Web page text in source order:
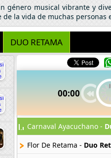
género musical vibrante y
la vida de muchas
DUO RETAMA
00:00
Carnaval Ayacuchano -
Flor De Retama - Duo